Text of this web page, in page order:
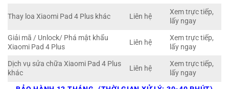
Thay loa Xiaomi Pad 4 Plus khác Liên hệ
Xem trực tiếp,
lấy ngay
Giải mã / Unlock/ Phá mật khẩu
Xiaomi Pad 4 Plus
Liên hệ
Xem trực tiếp,
lấy ngay
Dịch vụ sửa chữa Xiaomi Pad 4 Plus
khác
Liên hệ
Xem trực tiếp,
lấy ngay